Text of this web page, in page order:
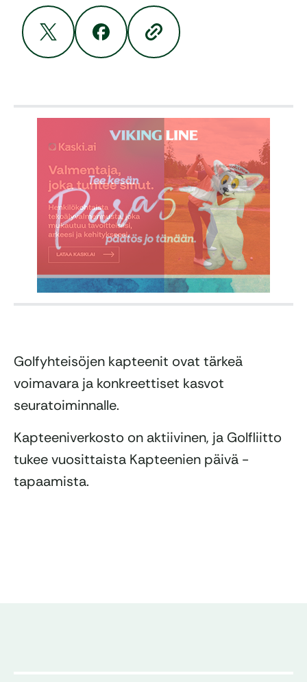
Golfyhteisöjen kapteenit ovat tärkeä
voimavara ja konkreettiset kasvot
seuratoiminnalle.
Kapteeniverkosto on aktiivinen, ja Golfliitto
tukee vuosittaista Kapteenien päivä -
tapaamista.